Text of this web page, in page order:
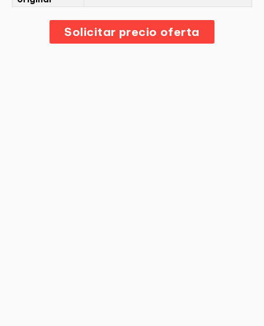
Solicitar precio oferta